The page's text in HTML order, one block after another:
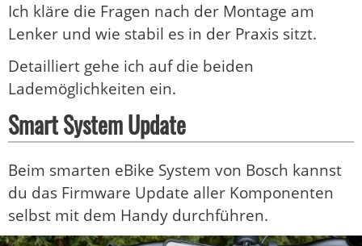
Ich kläre die Fragen nach der Montage am
Lenker und wie stabil es in der Praxis sitzt.
Detailliert gehe ich auf die beiden
Lademöglichkeiten ein.
Smart System Update
Beim smarten eBike System von Bosch kannst
du das Firmware Update aller Komponenten
selbst mit dem Handy durchführen.